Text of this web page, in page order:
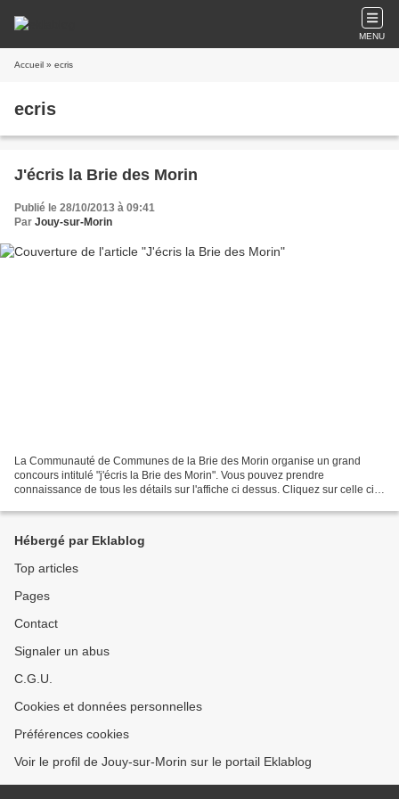
MENU
Accueil » ecris
ecris
J'écris la Brie des Morin
Publié le 28/10/2013 à 09:41
Par Jouy-sur-Morin
La Communauté de Communes de la Brie des Morin organise un grand
concours intitulé "j'écris la Brie des Morin". Vous pouvez prendre
connaissance de tous les détails sur l'affiche ci dessus. Cliquez sur celle ci
Hébergé par Eklablog
Top articles
Pages
Contact
Signaler un abus
C.G.U.
Cookies et données personnelles
Préférences cookies
Voir le profil de Jouy-sur-Morin sur le portail Eklablog